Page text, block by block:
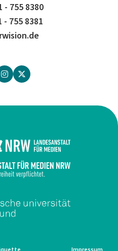
- 755 8380
- 755 8381
Impressum